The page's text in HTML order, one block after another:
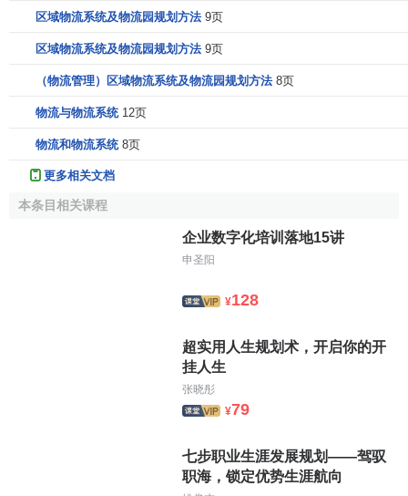
流策略、减少物流时间的策略规划
设计的最后一层。详细的操作计划是用来指导每时每刻的
流活动的。它所包括的内容比较繁杂，所涉及的领域也极为
广泛，比如：建立合理的流程计划、
按照物流范围的不同,物流系统可以构成一个完整的层次
。高一级的物流系统包含低一级的物流系统，在进行
时应该表现出这种层次性。其主要表现在：
第一，国家一级的物流规划,应是着重以
施建设的国策相吻合。这个物流基础平台的规划，应当从现
综合的角度进行全面的规划,组建综合的网络，其中包
括不同运输方式线路的合理布局和使网络发挥更大效用的综
，以及相应的综合信息网络。
物流规划，应当着重于地区物流基
三个层次的物流结点以及综合的物
区域物流系统及物流园规划方法 9页
区域物流系统及物流园规划方法 9页
（物流管理）区域物流系统及物流园规划方法 8页
物流与物流系统 12页
物流和物流系统 8页
更多相关文档
本条目相关课程
企业数字化培训落地15讲
申圣阳
¥128
超实用人生规划术，开启你的开
挂人生
张晓彤
¥79
七步职业生涯发展规划——驾驭
职海，锁定优势生涯航向